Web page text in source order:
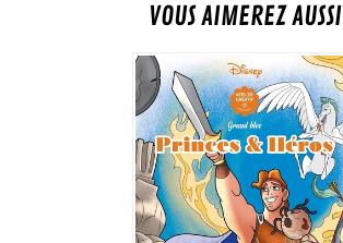
VOUS AIMEREZ AUSSI